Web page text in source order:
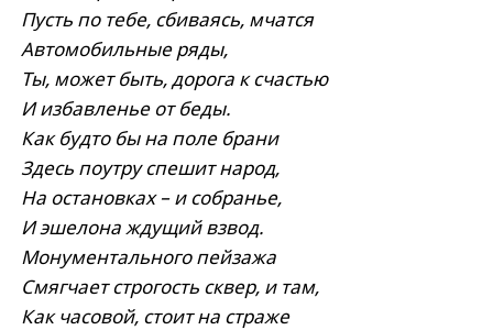
Пусть по тебе, сбиваясь, мчатся
Автомобильные ряды,
Ты, может быть, дорога к счастью
И избавленье от беды.
Как будто бы на поле брани
Здесь поутру спешит народ,
На остановках – и собранье,
И эшелона ждущий взвод.
Монументального пейзажа
Смягчает строгость сквер, и там,
Как часовой, стоит на страже